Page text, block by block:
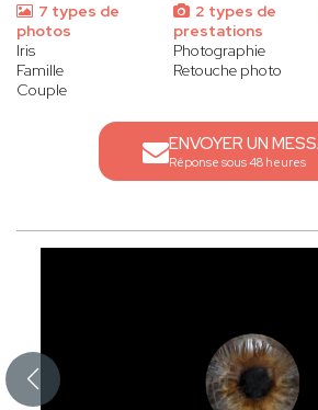
7 types de
photos
Iris
Famille
Couple
2 types de
prestations
Photographie
Retouche photo
ENVOYER UN
Réponse sous 48 heures